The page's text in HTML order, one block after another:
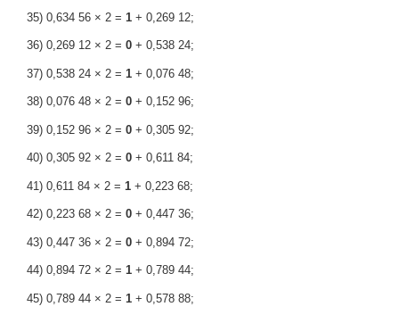
35) 0,634 56 × 2 = 1+ 0,269 12;
36) 0,269 12 × 2 = 0+ 0,538 24;
37) 0,538 24 × 2 = 1+ 0,076 48;
38) 0,076 48 × 2 = 0+ 0,152 96;
39) 0,152 96 × 2 = 0+ 0,305 92;
40) 0,305 92 × 2 = 0+ 0,611 84;
41) 0,611 84 × 2 = 1+ 0,223 68;
42) 0,223 68 × 2 = 0+ 0,447 36;
43) 0,447 36 × 2 = 0+ 0,894 72;
44) 0,894 72 × 2 = 1+ 0,789 44;
45) 0,789 44 × 2 = 1+ 0,578 88;